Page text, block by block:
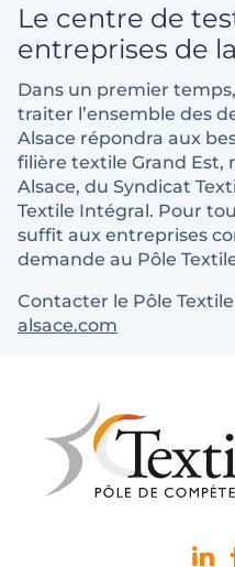
Le centre de
entreprises de
Dans un premier
traiter l’ensemble des
Alsace répondra aux
filière textile Grand Est,
Alsace, du Syndicat
Textile Intégral. Pour
suffit aux entreprises
demande au Pôle
Contacter le Pôle Textile
alsace.com